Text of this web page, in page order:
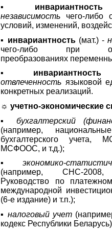
▪
независимость
чего-либо
условий, изменений,
▪ инвариантность (мат.) -
чего-либо
при
преобразованиях
▪
отвлеченность языковой
конкретных реализаций.
☼учетно-экономические
▪бухгалтерский
(например,
бухгалтерского
МСФООС, и т.д.);
▪экономико-
(например, СНС-
Руководство по
международной
(6-е издание) и т.п.);
▪налоговый учет
кодекс Республики